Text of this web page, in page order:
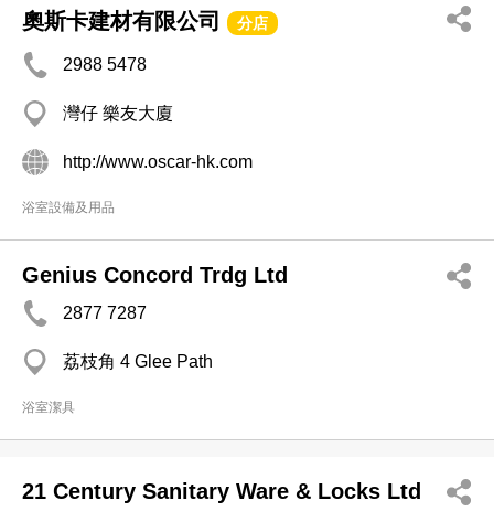
奧斯卡建材有限公司 分店
2988 5478
灣仔 樂友大廈
http://www.oscar-hk.com
浴室設備及用品
Genius Concord Trdg Ltd
2877 7287
荔枝角 4 Glee Path
浴室潔具
21 Century Sanitary Ware & Locks Ltd